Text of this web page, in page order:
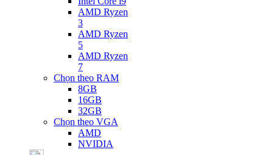
AMD Ryzen
3
AMD Ryzen
5
AMD Ryzen
7
Chọn theo RAM
8GB
16GB
32GB
Chọn theo VGA
AMD
NVIDIA